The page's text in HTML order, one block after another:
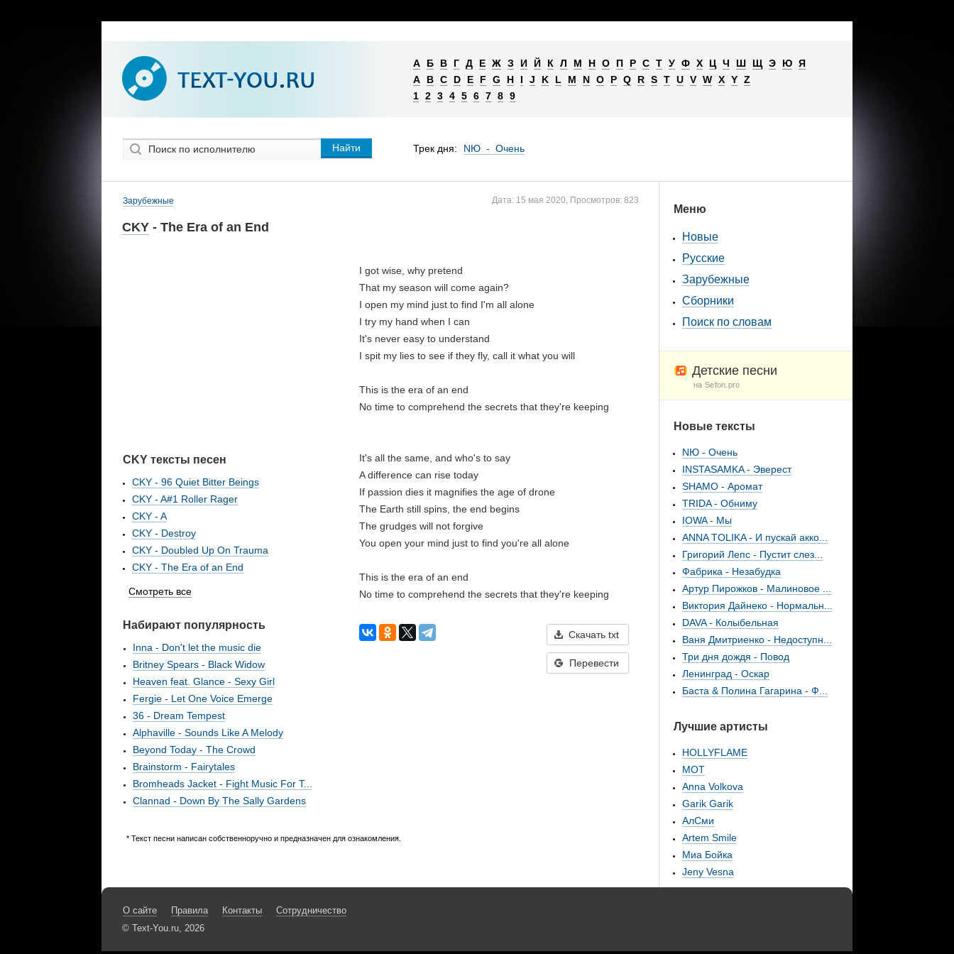
А Б В Г Д Е Ж З И Й К Л М Н О П Р С Т У Ф Х Ц Ч Ш Щ Э Ю Я
A
B C D E F G H I J K L M N O P Q R S T U V W X Y Z
1 2 3 4 5 6 7 8 9
Трек дня: NЮ - Очень
Зарубежные Дата: 15 мая 2020, Просмотров: 823
CKY - The Era of an End
I got wise, why pretend
That my season will come again?
I open my mind just to find I'm all alone
I try my hand when I can
It's never easy to understand
I spit my lies to see if they fly, call it what you will
This is the era of an end
No time to comprehend the secrets that they're keeping
It's all the same, and who's to say
A difference can rise today
If passion dies it magnifies the age of drone
The Earth still spins, the end begins
The grudges will not forgive
You open your mind just to find you're all alone
This is the era of an end
No time to comprehend the secrets that they're keeping
Скачать txt
Перевести
CKY тексты песен
CKY - 96 Quiet Bitter Beings
CKY - A#1 Roller Rager
CKY - A
CKY - Destroy
CKY - Doubled Up On Trauma
CKY - The Era of an End
Смотреть все
Набирают популярность
Inna - Don't let the music die
Britney Spears - Black Widow
Heaven feat. Glance - Sexy Girl
Fergie - Let One Voice Emerge
36 - Dream Tempest
Alphaville - Sounds Like A Melody
Beyond Today - The Crowd
Brainstorm - Fairytales
Bromheads Jacket - Fight Music For T...
Clannad - Down By The Sally Gardens
* Текст песни написан собственноручно и предназначен для ознакомления.
Меню
Новые
Русские
Зарубежные
Сборники
Поиск по словам
Детские песни
на Sefon.pro
Новые тексты
NЮ - Очень
INSTASAMKA - Эверест
SHAMO - Аромат
TRIDA - Обниму
IOWA - Мы
ANNA TOLIKA - И пускай акко...
Григорий Лепс - Пустит слез...
Фабрика - Незабудка
Артур Пирожков - Малиновое ...
Виктория Дайнеко - Нормальн...
DAVA - Колыбельная
Ваня Дмитриенко - Недоступн...
Три дня дождя - Повод
Ленинград - Оскар
Баста & Полина Гагарина - Ф...
Лучшие артисты
HOLLYFLAME
МОТ
Anna Volkova
Garik Garik
АлСми
Artem Smile
Миа Бойка
Jeny Vesna
О сайте Правила Контакты
Сотрудничество
© Text-You.ru, 2026